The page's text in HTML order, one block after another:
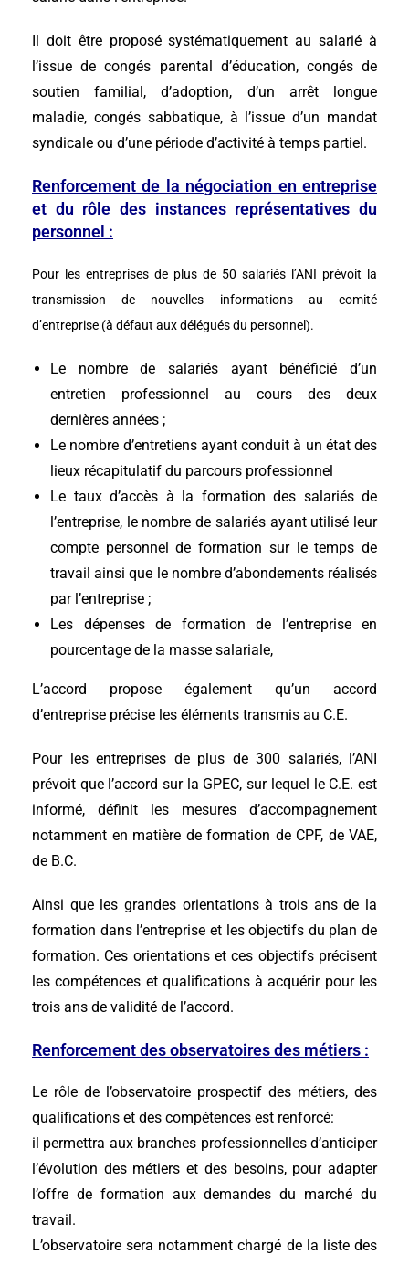
Il doit être proposé systématiquement au salarié à
l’issue de congés parental d’éducation, congés de
soutien familial, d’adoption, d’un arrêt longue
maladie, congés sabbatique, à l’issue d’un mandat
syndicale ou d’une période d’activité à temps partiel.
Renforcement de la négociation en entreprise
et du rôle des instances représentatives du
personnel :
Pour les entreprises de plus de 50 salariés l’ANI prévoit la
transmission de nouvelles informations au comité
d’entreprise (à défaut aux délégués du personnel).
Le nombre de salariés ayant bénéficié d’un
entretien professionnel au cours des deux
dernières années ;
Le nombre d’entretiens ayant conduit à un état des
lieux récapitulatif du parcours professionnel
Le taux d’accès à la formation des salariés de
l’entreprise, le nombre de salariés ayant utilisé leur
compte personnel de formation sur le temps de
travail ainsi que le nombre d’abondements réalisés
par l’entreprise ;
Les dépenses de formation de l’entreprise en
pourcentage de la masse salariale,
L’accord propose également qu’un accord
d’entreprise précise les éléments transmis au C.E.
Pour les entreprises de plus de 300 salariés, l’ANI
prévoit que l’accord sur la GPEC, sur lequel le C.E. est
informé, définit les mesures d’accompagnement
notamment en matière de formation de CPF, de VAE,
de B.C.
Ainsi que les grandes orientations à trois ans de la
formation dans l’entreprise et les objectifs du plan de
formation. Ces orientations et ces objectifs précisent
les compétences et qualifications à acquérir pour les
trois ans de validité de l’accord.
Renforcement des observatoires des métiers :
Le rôle de l’observatoire prospectif des métiers, des
qualifications et des compétences est renforcé:
il permettra aux branches professionnelles d’anticiper
l’évolution des métiers et des besoins, pour adapter
l’offre de formation aux demandes du marché du
travail.
L’observatoire sera notamment chargé de la liste des